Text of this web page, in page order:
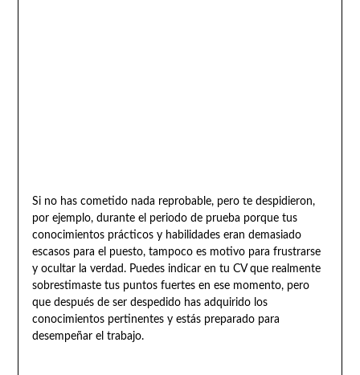
Si no has cometido nada reprobable, pero te despidieron,
por ejemplo, durante el periodo de prueba porque tus
conocimientos prácticos y habilidades eran demasiado
escasos para el puesto, tampoco es motivo para frustrarse
y ocultar la verdad. Puedes indicar en tu CV que realmente
sobrestimaste tus puntos fuertes en ese momento, pero
que después de ser despedido has adquirido los
conocimientos pertinentes y estás preparado para
desempeñar el trabajo.